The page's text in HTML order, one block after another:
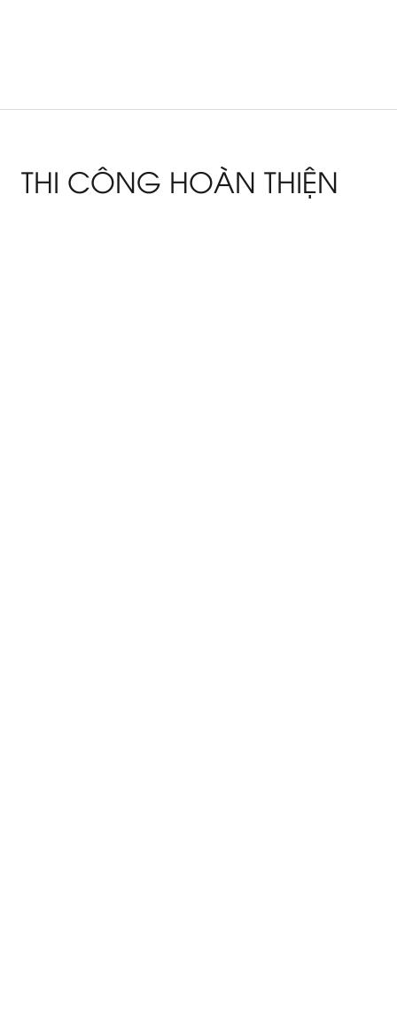
THI CÔNG HOÀN THIỆN